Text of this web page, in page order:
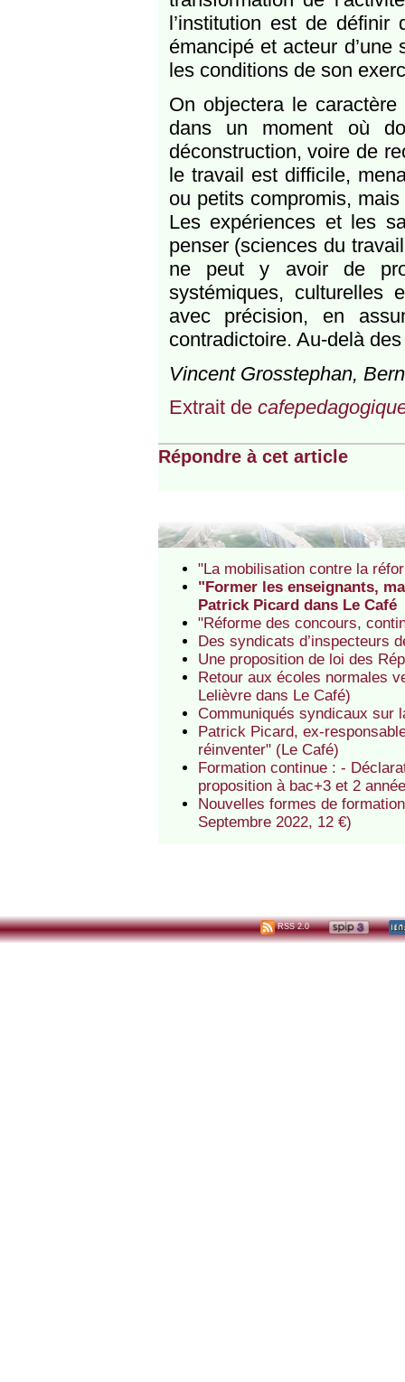
l’institution est de
émancipé et acteur
les conditions de son
On objectera le
dans un moment où
déconstruction, voire de
le travail est difficile,
ou petits compromis,
Les expériences et les
penser (sciences du
ne peut y avoir de
systémiques, culturelles
avec précision, en
contradictoire. Au-delà
Vincent Grosstephan,
Extrait de
Répondre à cet article
"La mobilisation contre la
"Former les enseignants,
Patrick Picard dans Le Café
"Réforme des concours,
Des syndicats d’inspecteurs
Une proposition de loi des
Retour aux écoles normales
Lelièvre dans Le Café)
Communiqués syndicaux sur
Patrick Picard, ex-
réinventer" (Le Café)
Formation continue : -
proposition à bac+3 et 2
Nouvelles formes de
Septembre 2022, 12 €)
RSS 2.0